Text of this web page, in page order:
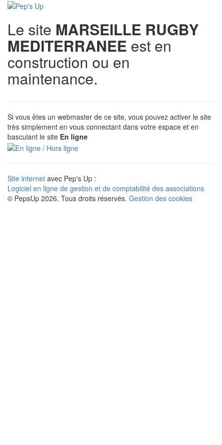
Le site MARSEILLE RUGBY
MEDITERRANEE est en
construction ou en
maintenance.
Si vous êtes un webmaster de ce site, vous pouvez activer le site
très simplement en vous connectant dans votre espace et en
basculant le site En ligne
Site internet avec Pep's Up :
Logiciel en ligne de gestion et de comptabilité des associations
© PepsUp 2026. Tous droits réservés. Gestion des cookies